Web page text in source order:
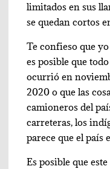
limitados en sus
se quedan cortos
Te confieso que
es posible que
ocurrió en
2020 o que las
camioneros del
carreteras, los
parece que el país
Es posible que